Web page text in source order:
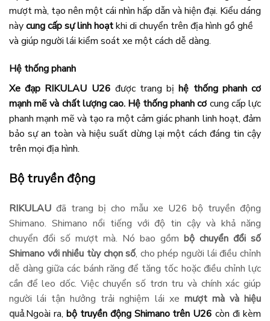
mượt mà, tạo nên một cái nhìn hấp dẫn và hiện đại. Kiểu dáng
nàycung cấp sự linh hoạtkhi di chuyển trên địa hình gồ ghề
và giúp người lái kiểm soát xe một cách dễ dàng.
Hệ thống phanh
Xe đạp RIKULAU U26 được trang bịhệ thống phanh cơ
mạnh mẽ và chất lượng cao. Hệ thống phanh cơ cung cấp lực
phanh mạnh mẽ và tạo ra một cảm giác phanh linh hoạt, đảm
bảo sự an toàn và hiệu suất dừng lại một cách đáng tin cậy
trên mọi địa hình.
Bộ truyền động
RIKULAU đã trang bị cho mẫu xe U26 bộ truyền động
Shimano. Shimano nổi tiếng với độ tin cậy và khả năng
chuyển đổi số mượt mà. Nó bao gồm bộ chuyển đổi số
Shimano với nhiều tùy chọn số, cho phép người lái điều chỉnh
dễ dàng giữa các bánh răng để tăng tốc hoặc điều chỉnh lực
cần để leo dốc. Việc chuyển số trơn tru và chính xác giúp
người lái tận hưởng trải nghiệm lái xe mượt mà và hiệu
quả.Ngoài ra, bộ truyền động Shimano trên U26 còn đi kèm